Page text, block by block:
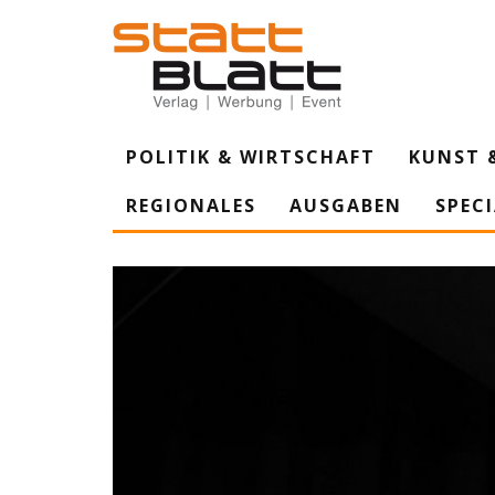
POLITIK & WIRTSCHAFT
KUNST
REGIONALES
AUSGABEN